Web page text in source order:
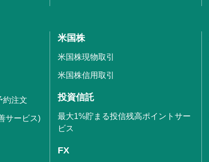
約注文
サービス)
米国株
米国株現物取引
米国株信用取引
投資信託
最大1%貯まる投信残高ポイントサー
ビス
FX